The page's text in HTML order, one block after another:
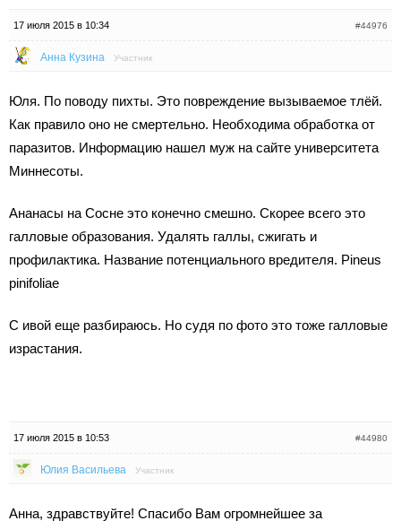
17 июля 2015 в 10:34 #44976
Анна Кузина Участник
Юля. По поводу пихты. Это повреждение вызываемое тлёй.
Как правило оно не смертельно. Необходима обработка от
паразитов. Информацию нашел муж на сайте университета
Миннесоты.
Ананасы на Сосне это конечно смешно. Скорее всего это
галловые образования. Удалять галлы, сжигать и
профилактика. Название потенциального вредителя. Pineus
pinifoliae
С ивой еще разбираюсь. Но судя по фото это тоже галловые
израстания.
17 июля 2015 в 10:53 #44980
Юлия Васильева Участник
Анна, здравствуйте! Спасибо Вам огромнейшее за